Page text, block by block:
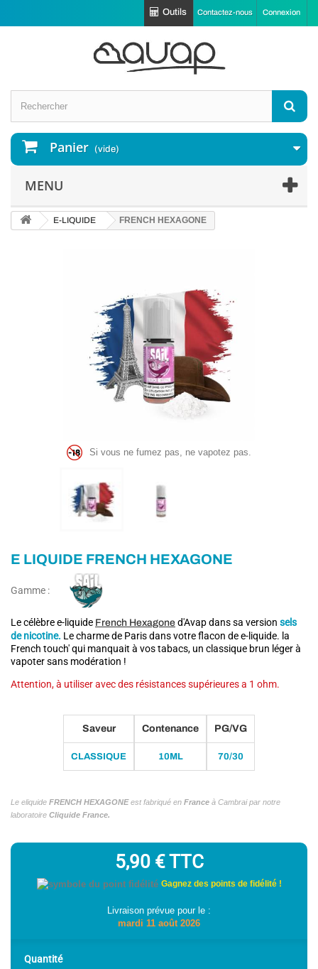
Connexion
Contactez-nous
Outils
Panier (vide)
MENU
E-LIQUIDE FRENCH HEXAGONE
Si vous ne fumez pas, ne vapotez pas.
E LIQUIDE FRENCH HEXAGONE
Gamme :
Le célèbre e-liquide French Hexagone d'Avap dans sa version sels
de nicotine. Le charme de Paris dans votre flacon de e-liquide. la
French touch' qui manquait à vos tabacs, un classique brun léger à
vapoter sans modération !
Attention, à utiliser avec des résistances supérieures a 1 ohm.
Saveur
CLASSIQUE
Contenance
10ML
PG/VG
70/30
Le eliquide FRENCH HEXAGONEest fabriqué en France à Cambrai par notre
laboratoire Cliquide France.
5,90 €TTC
Gagnez des points de fidélité !
Livraison prévue pour le :
mardi 11 août 2026
Quantité